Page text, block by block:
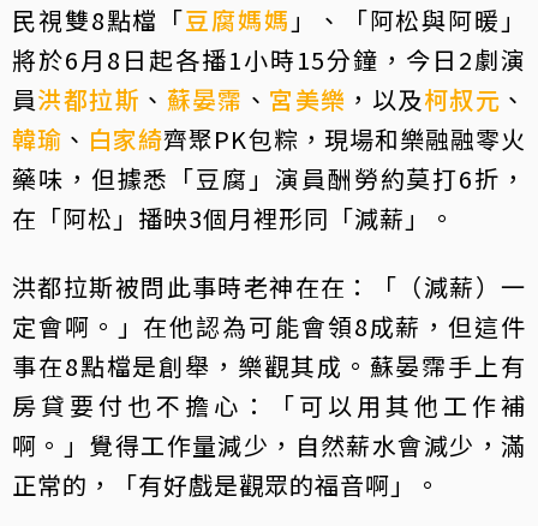
民視雙8點檔「豆腐媽媽 」、「阿松與阿暖」
將於6月8日起各播1小時15分鐘，今日2劇演
員洪都拉斯 、 蘇晏霈 、 宮美樂 ，以及柯叔元 、
韓瑜 、 白家綺齊聚PK包粽，現場和樂融融零火
藥味，但據悉「豆腐」演員酬勞約莫打6折，
在「阿松」播映3個月裡形同「減薪」。
洪都拉斯被問此事時老神在在：「（減薪）一
定會啊。」在他認為可能會領8成薪，但這件
事在8點檔是創舉，樂觀其成。蘇晏霈手上有
房貸要付也不擔心：「可以用其他工作補
啊。」覺得工作量減少，自然薪水會減少，滿
正常的，「有好戲是觀眾的福音啊」。